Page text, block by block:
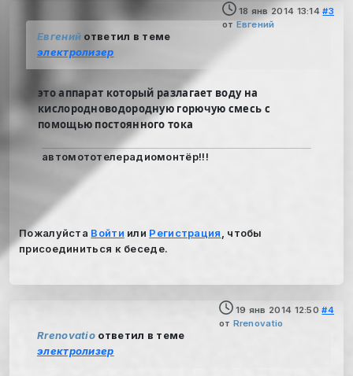
18 янв 2014 13:14 #3
от Евгений
Евгений ответил в теме
электролизер
это аппарат который разлагает воду на
кислородноводородную горючую смесь с
помощью постоянного тока
автомототелерадиомонтёр!!!
Пожалуйста Войти или Регистрация
, чтобы
присоединиться к беседе.
19 янв 2014 12:50 #4
от Rrenovatio
Rrenovatio ответил в теме
электролизер